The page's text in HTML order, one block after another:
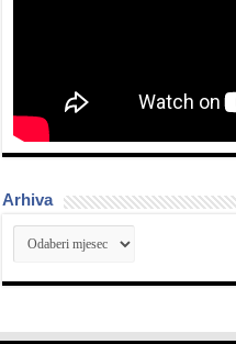
Arhiva
Arhiva